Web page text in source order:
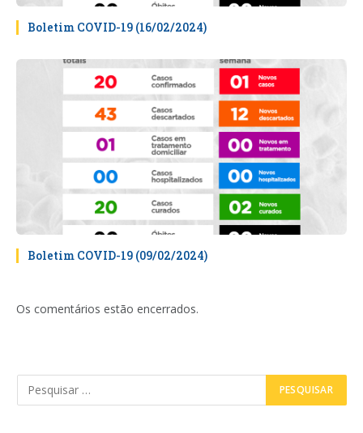
Boletim COVID-19 (16/02/2024)
Boletim COVID-19 (09/02/2024)
Os comentários estão encerrados.